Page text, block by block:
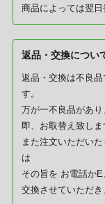
商品によっては翌日
返品・交換につい
返品・交換は不良
す。
万が一不良品があり
即、お取替え致しま
また注文いただい
は
その旨を お電話かE
交換させていただき